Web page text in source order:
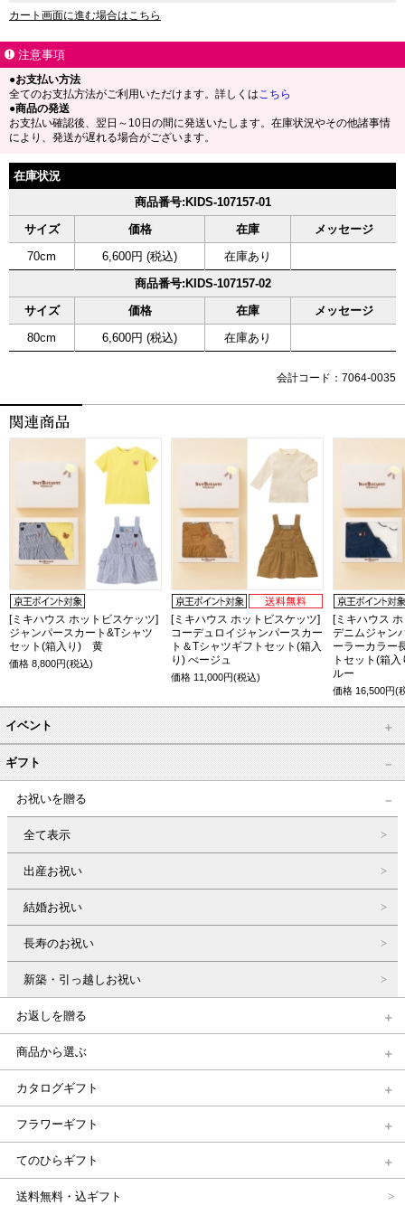
カート画面に進む場合はこちら
注意事項
●お支払い方法
全てのお支払方法がご利用いただけます。詳しくはこちら
●商品の発送
お支払い確認後、翌日～10日の間に発送いたします。在庫状況やその他諸事情
により、発送が遅れる場合がございます。
在庫状況
商品番号:KIDS-107157-01
サイズ
価格 在庫
メッセージ
70cm
6,600円 (税込)
在庫あり
商品番号:KIDS-107157-02
サイズ
価格 在庫
メッセージ
80cm
6,600円 (税込) 在庫あり
会計コード：7064-0035
[ミキハウス ホットビスケッツ]
ジャンパースカート&Tシャツ
セット(箱入り) 黄
価格 8,800円(税込)
[ミキハウス ホットビスケッツ]
コーデュロイジャンパースカー
ト＆Tシャツギフトセット(箱入
り) べージュ
価格 11,000円(税込)
[ミキハウス
デニムジャン
ーラーカラー
トセット(箱
ルー
価格 16,500円(
イベント
ギフト
お祝いを贈る
全て表示
出産お祝い
結婚お祝い
長寿のお祝い
新築・引っ越しお祝い
お返しを贈る
商品から選ぶ
カタログギフト
フラワーギフト
てのひらギフト
送料無料・込ギフト